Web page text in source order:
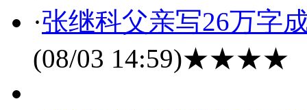
·张继科父亲写26万字
(08/03 14:59)★★★★